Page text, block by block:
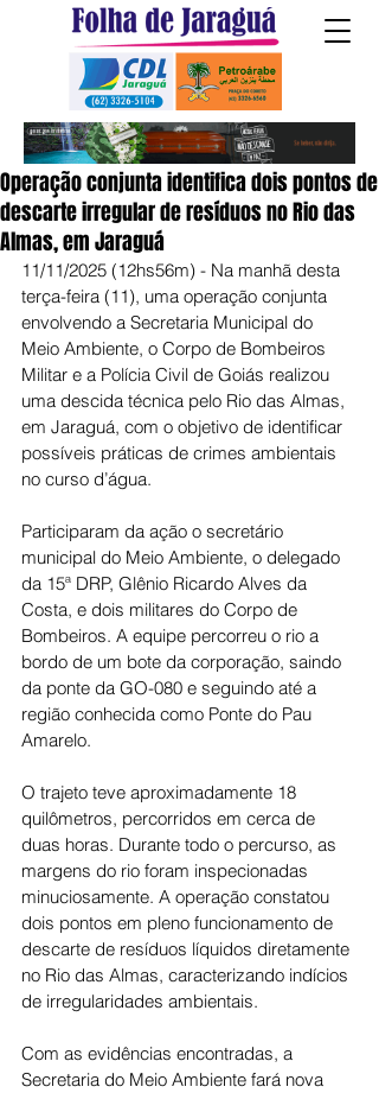
Operação conjunta identifica dois pontos de
descarte irregular de resíduos no Rio das
Almas, em Jaraguá
11/11/2025 (12hs56m) - Na manhã desta
terça-feira (11), uma operação conjunta
envolvendo a Secretaria Municipal do
Meio Ambiente, o Corpo de Bombeiros
Militar e a Polícia Civil de Goiás realizou
uma descida técnica pelo Rio das Almas,
em Jaraguá, com o objetivo de identificar
possíveis práticas de crimes ambientais
no curso d’água.
Participaram da ação o secretário
municipal do Meio Ambiente, o delegado
da 15ª DRP, Glênio Ricardo Alves da
Costa, e dois militares do Corpo de
Bombeiros. A equipe percorreu o rio a
bordo de um bote da corporação, saindo
da ponte da GO-080 e seguindo até a
região conhecida como Ponte do Pau
Amarelo.
O trajeto teve aproximadamente 18
quilômetros, percorridos em cerca de
duas horas. Durante todo o percurso, as
margens do rio foram inspecionadas
minuciosamente. A operação constatou
dois pontos em pleno funcionamento de
descarte de resíduos líquidos diretamente
no Rio das Almas, caracterizando indícios
de irregularidades ambientais.
Com as evidências encontradas, a
Secretaria do Meio Ambiente fará nova